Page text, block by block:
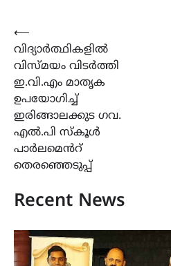
Post
navigation
⟵
വിദ്യാർത്ഥികളിൽ
വിസ്മയം വിടർത്തി
ഇ.വി.എം മാതൃക
ഉപയോഗിച്ച്
ഇരിങ്ങാലക്കുട ഗവ.
എൽ.പി സ്കൂൾ
പാർലമെൻറ്
തെരഞ്ഞെടുപ്പ്
Recent News